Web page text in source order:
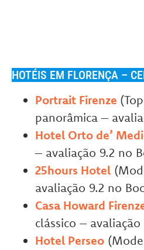
HOTÉIS EM FLORENÇA –
Portrait Firenze
panorâmica –
Hotel Orto de’
– avaliação 9.2 no
25hours Hotel
avaliação 9.2 no
Casa Howard
clássico –
Hotel Perseo